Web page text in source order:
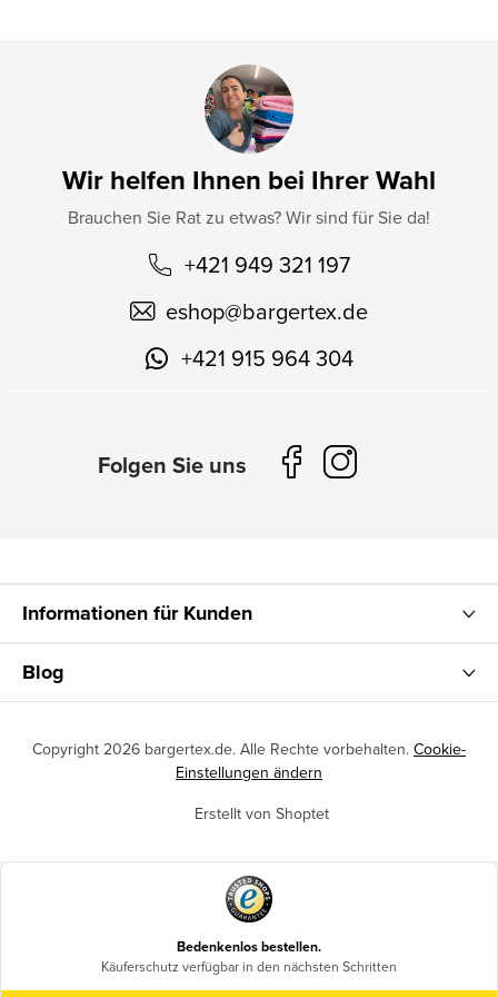
Wir helfen Ihnen bei Ihrer Wahl
Brauchen Sie Rat zu etwas? Wir sind für Sie da!
+421 949 321 197
eshop@bargertex.de
+421 915 964 304
Informationen für Kunden
Blog
Erstellt von Shoptet
Copyright 2026 bargertex.de. Alle Rechte vorbehalten. Cookie-
Einstellungen ändern